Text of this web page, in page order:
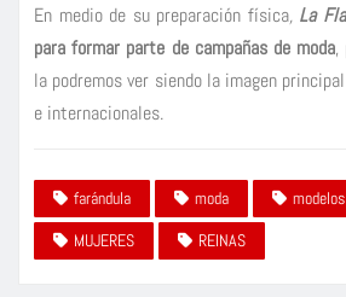
En medio de su preparación física, La
para formar parte de campañas de moda,
la podremos ver siendo la imagen
e internacionales.
farándula moda
modelos
MUJERES
REINAS